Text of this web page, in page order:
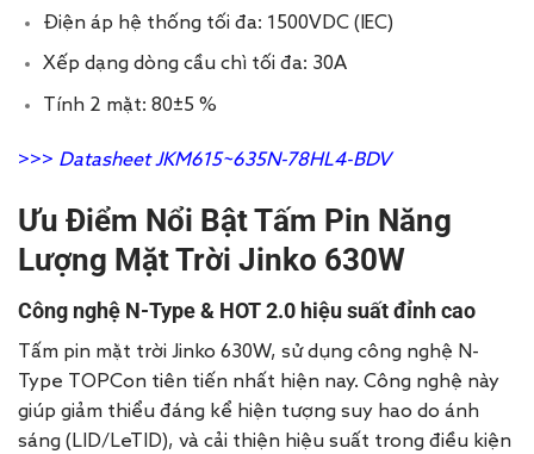
Điện áp hệ thống tối đa: 1500VDC (IEC)
Xếp dạng dòng cầu chì tối đa: 30A
Tính 2 mặt: 80±5 %
>>> Datasheet JKM615~635N-78HL4-BDV
Ưu Điểm Nổi Bật Tấm Pin Năng
Lượng Mặt Trời Jinko 630W
Công nghệ N-Type & HOT 2.0 hiệu suất đỉnh cao
Tấm pin mặt trời Jinko 630W, sử dụng công nghệ N-
Type TOPCon tiên tiến nhất hiện nay. Công nghệ này
giúp giảm thiểu đáng kể hiện tượng suy hao do ánh
sáng (LID/LeTID), và cải thiện hiệu suất trong điều kiện